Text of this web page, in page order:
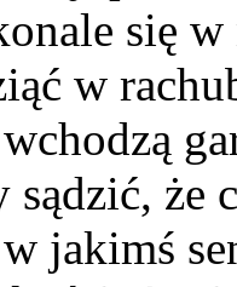
się
w
że
jakimś